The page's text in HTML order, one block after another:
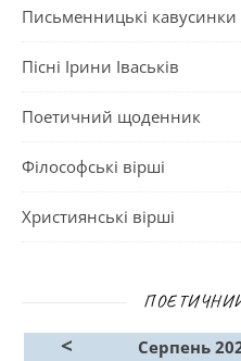
Письменницькі кавусинки
Пісні Ірини Іваськів
Поетичний щоденник
Філософські вірші
Християнські вірші
< Серпень